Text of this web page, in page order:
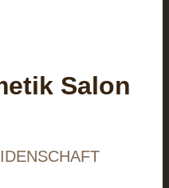
Salon